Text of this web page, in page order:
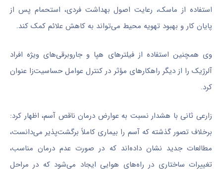
استفاده از ماسک، رعایت اصول بهداشت فردی، استحمام پس از
پایان کار و بهبود تهویه محیط می‌تواند به کاهش علائم کمک کند.
وی همچنین استفاده از فیلترهای هپا و جاروبرقی‌های ویژه افراد
آلرژیک را از دیگر راهکارهای مؤثر در کنترل عوامل حساسیت‌زا عنوان
کرد.
زارعی ثانی با هشدار نسبت به عوارض درمان ناقص آسم، اظهار کرد:
برخلاف تصور گذشته که آسم را بیماری کاملاً برگشت‌پذیر می‌دانست،
مطالعات جدید نشان داده‌اند که در صورت عدم درمان مناسب،
تغییرات ساختاری در راه‌های هوایی ایجاد می‌شود که در مراحل